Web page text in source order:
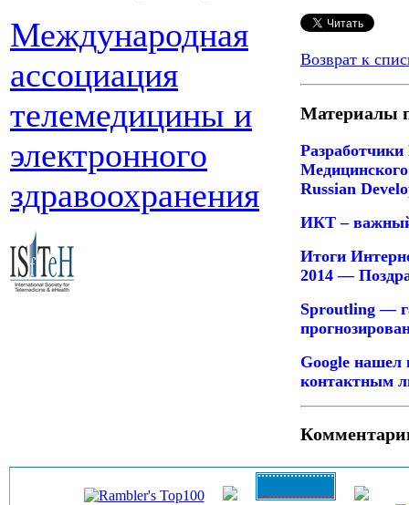
Международная
ассоциация
телемедицины и
электронного
здравоохранения
Возврат к
Материалы
Russian
ИКТ –
Итоги
2014 —
Sproutling —
Google нашел
контактным